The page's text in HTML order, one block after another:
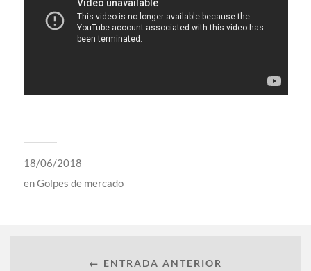
18/06/2018
enGolpes de mercado
← ENTRADA ANTERIOR